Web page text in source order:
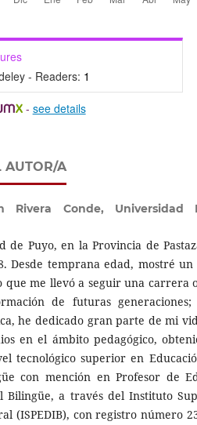
- Readers: 1
- see details
AUTOR/A
Rivera Conde, Universidad
de Puyo, en la Provincia de
Desde temprana edad, mostré
que me llevó a seguir una carrera
de futuras
he dedicado gran parte de mi
en el ámbito pedagógico,
tecnológico superior en
con mención en Profesor de
Bilingüe, a través del Instituto
(ISPEDIB), con registro número